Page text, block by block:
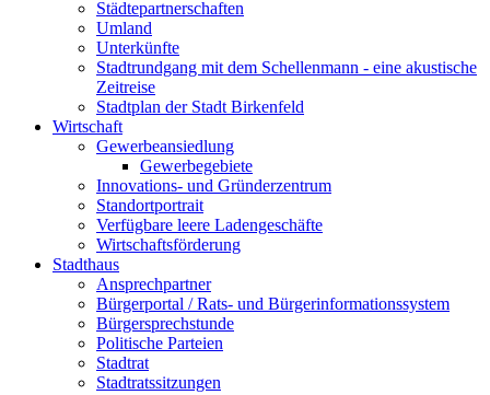
Städtepartnerschaften
Umland
Unterkünfte
Stadtrundgang mit dem Schellenmann - eine akustische
Zeitreise
Stadtplan der Stadt Birkenfeld
Wirtschaft
Gewerbeansiedlung
Gewerbegebiete
Innovations- und Gründerzentrum
Standortportrait
Verfügbare leere Ladengeschäfte
Wirtschaftsförderung
Stadthaus
Ansprechpartner
Bürgerportal / Rats- und Bürgerinformationssystem
Bürgersprechstunde
Politische Parteien
Stadtrat
Stadtratssitzungen